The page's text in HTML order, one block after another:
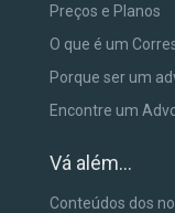
Preços e Planos
O que é um
Porque ser um
Encontre um
Vá além...
Conteúdos dos